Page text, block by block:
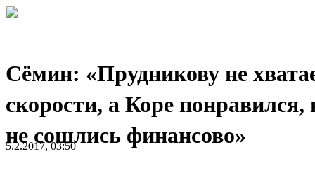
Сёмин: «Прудникову не
скорости, а Коре понравился,
не сошлись финансово»
5.2.2017, 03:50